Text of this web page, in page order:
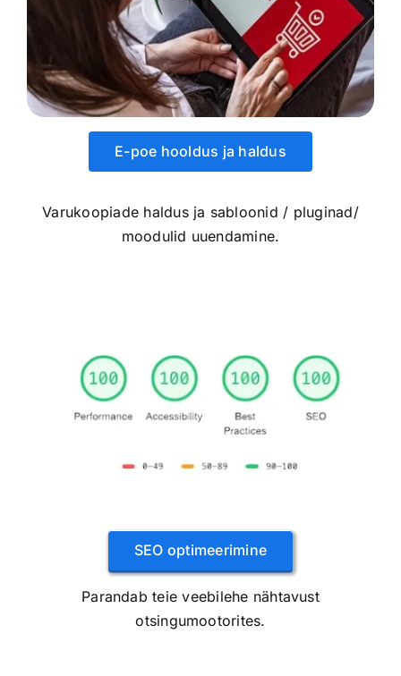
E-poe hooldus ja haldus
Varukoopiade haldus ja sabloonid / pluginad/
moodulid uuendamine.
SEO optimeerimine
Parandab teie veebilehe nähtavust
otsingumootorites.